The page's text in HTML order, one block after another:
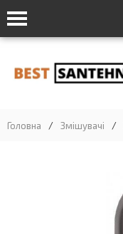
Головна / Змішувачі /